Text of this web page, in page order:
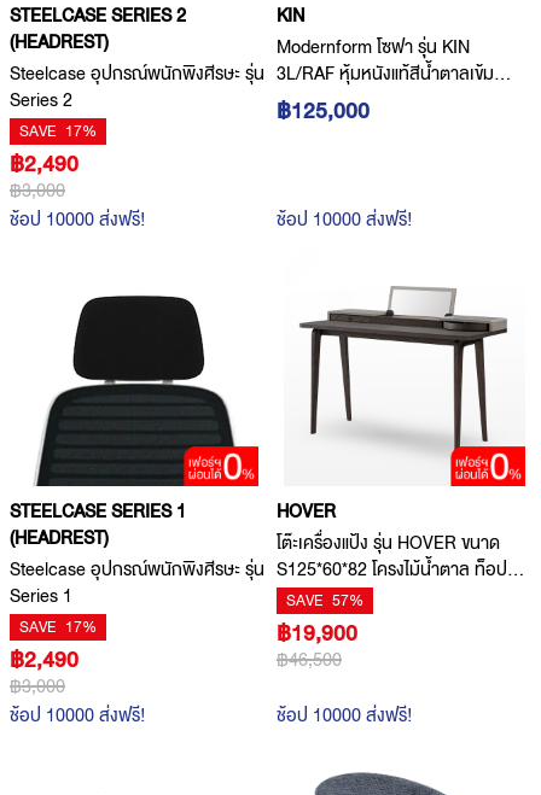
STEELCASE SERIES 2
(HEADREST)
Steelcase อุปกรณ์พนักพิงศีรษะ รุ่น
Series 2
SAVE 17%
฿2,490
฿3,000
ช้อป 10000 ส่งฟรี!
KIN
Modernform โซฟา รุุ่น KIN
3L/RAF หุ้มหนังแท้สีน้ำตาลเข้ม
#M5656
฿125,000
ช้อป 10000 ส่งฟรี!
STEELCASE SERIES 1
(HEADREST)
Steelcase อุปกรณ์พนักพิงศีรษะ รุ่น
Series 1
SAVE 17%
฿2,490
฿3,000
ช้อป 10000 ส่งฟรี!
HOVER
โต๊ะเครื่องแป้ง รุ่น HOVER ขนาด
S125*60*82 โครงไม้น้ำตาล ท็อปทำ
สีเทา
SAVE 57%
฿19,900
฿46,500
ช้อป 10000 ส่งฟรี!